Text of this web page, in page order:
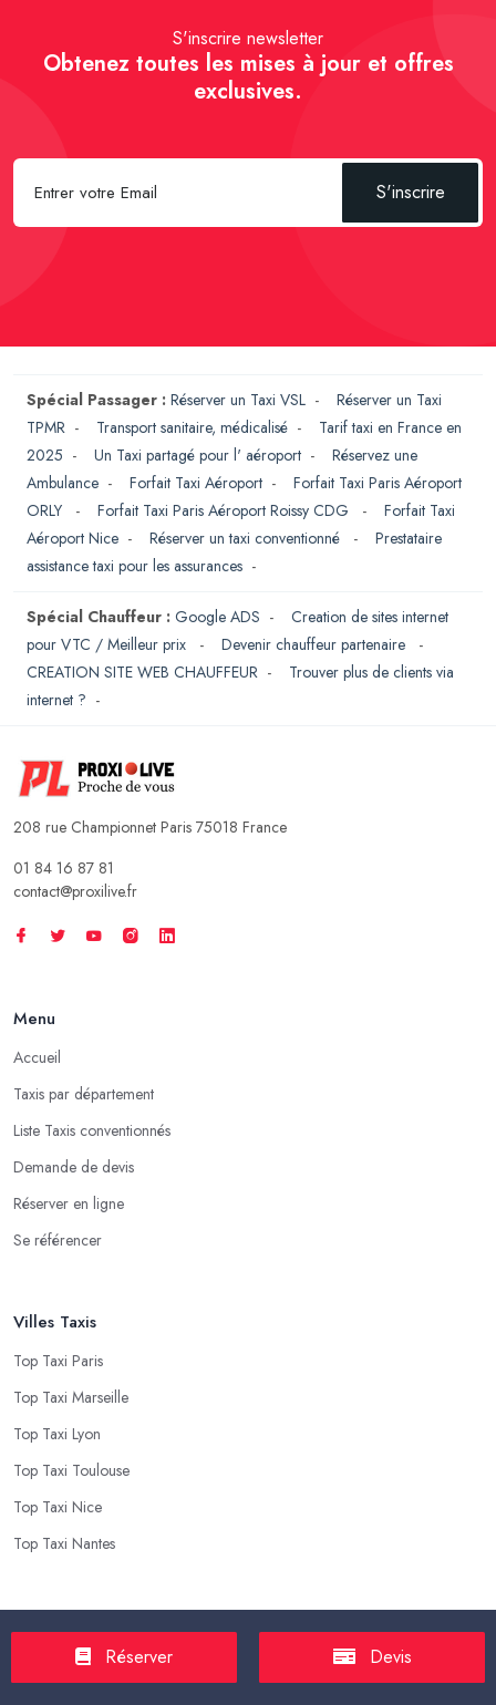
S'inscrire newsletter
Obtenez toutes les mises à jour et offres
exclusives.
S'inscrire
Spécial Passager : Réserver un Taxi VSL - Réserver un Taxi
TPMR - Transport sanitaire, médicalisé - Tarif taxi en France en
2025 - Un Taxi partagé pour l' aéroport - Réservez une
Ambulance - Forfait Taxi Aéroport - Forfait Taxi Paris Aéroport
ORLY
- Forfait Taxi Paris Aéroport Roissy CDG - Forfait Taxi
Aéroport Nice - Réserver un taxi conventionné - Prestataire
assistance taxi pour les assurances -
Spécial Chauffeur : Google ADS - Creation de sites internet
pour VTC / Meilleur prix
- Devenir chauffeur partenaire
-
CREATION SITE WEB CHAUFFEUR - Trouver plus de clients via
internet ? -
208 rue Championnet Paris 75018 France
01 84 16 87 81
contact@proxilive.fr
Menu
Accueil
Taxis par département
Liste Taxis conventionnés
Demande de devis
Réserver en ligne
Se référencer
Villes Taxis
Top Taxi Paris
Top Taxi Marseille
Top Taxi Lyon
Top Taxi Toulouse
Top Taxi Nice
Top Taxi Nantes
Tarif Course TaxiRéserver Devis